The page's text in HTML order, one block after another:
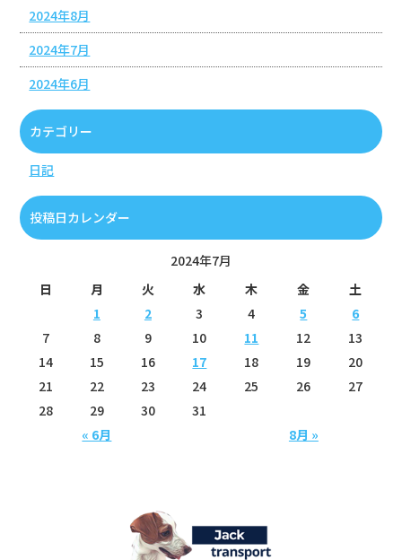
2024年8月
2024年7月
2024年6月
カテゴリー
日記
投稿日カレンダー
2024年7月
日
月 火 水 木 金 土
« 6月 8月 »
1 2 3 4 5
6
7
8 9 10 11 12
13
14
15 16 17 18 19
20
21
22 23 24 25 26
27
28
29 30 31